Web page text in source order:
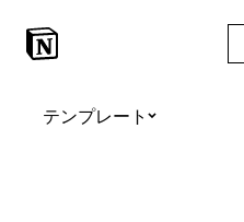
テンプレート